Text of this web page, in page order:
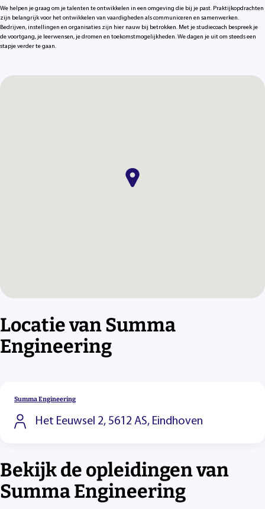
We helpen je graag om je talenten te ontwikkelen in een omgeving die bij je past. Praktijkopdrachten
zijn belangrijk voor het ontwikkelen van vaardigheden als communiceren en samenwerken.
Bedrijven, instellingen en organisaties zijn hier nauw bij betrokken. Met je studiecoach bespreek je
de voortgang, je leerwensen, je dromen en toekomstmogelijkheden. We dagen je uit om steeds een
stapje verder te gaan.
Locatie van Summa
Engineering
Summa Engineering
Het Eeuwsel 2, 5612 AS, Eindhoven
Bekijk de opleidingen van
Summa Engineering